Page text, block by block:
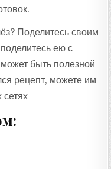
Поделитесь своим
ею с
быть полезной
рецепт, можете им
сетях